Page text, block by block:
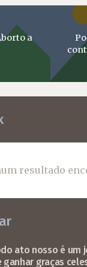
a
resultado
ato nosso é um
ganhar graças